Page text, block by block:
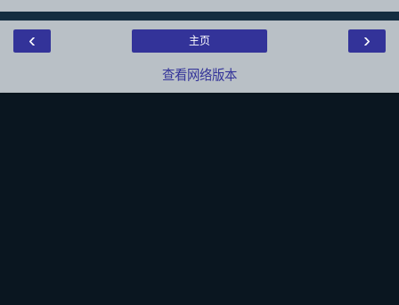
‹ ›
主页
查看网络版本